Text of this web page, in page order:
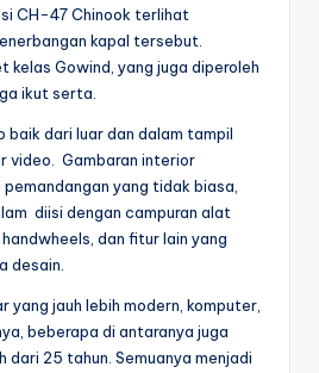
CH-47 Chinook terlihat
kapal tersebut.
kelas Gowind, yang juga diperoleh
ikut serta.
baik dari luar dan dalam tampil
video. Gambaran interior
yang tidak biasa,
diisi dengan campuran alat
dan fitur lain yang
desain.
yang jauh lebih modern, komputer,
beberapa di antaranya juga
dari 25 tahun. Semuanya menjadi